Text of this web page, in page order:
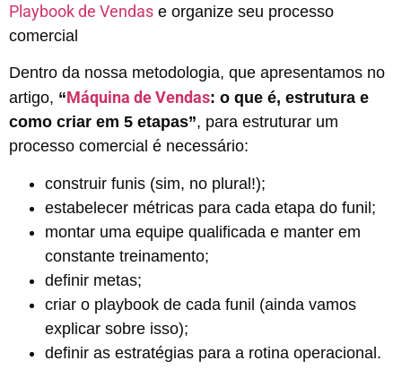
Playbook de Vendas e organize seu processo
comercial
Dentro da nossa metodologia, que apresentamos no
artigo, “Máquina de Vendas: o que é, estrutura e
como criar em 5 etapas”, para estruturar um
processo comercial é necessário:
construir funis (sim, no plural!);
estabelecer métricas para cada etapa do funil;
montar uma equipe qualificada e manter em
constante treinamento;
definir metas;
criar o playbook de cada funil (ainda vamos
explicar sobre isso);
definir as estratégias para a rotina operacional.